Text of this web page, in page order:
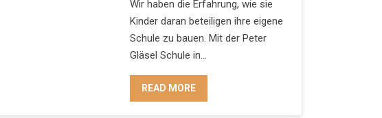
Wir haben die Erfahrung, wie sie
Kinder daran beteiligen ihre eigene
Schule zu bauen. Mit der Peter
Gläsel Schule in…
READ MORE